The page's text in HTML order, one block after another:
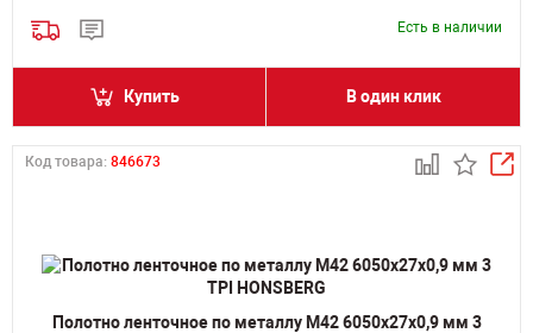
Есть в наличии
Купить В один клик
Код товара: 846673
Полотно ленточное по металлу M42 6050х27х0,9 мм 3